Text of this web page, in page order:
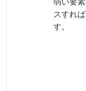
スすれ
す。